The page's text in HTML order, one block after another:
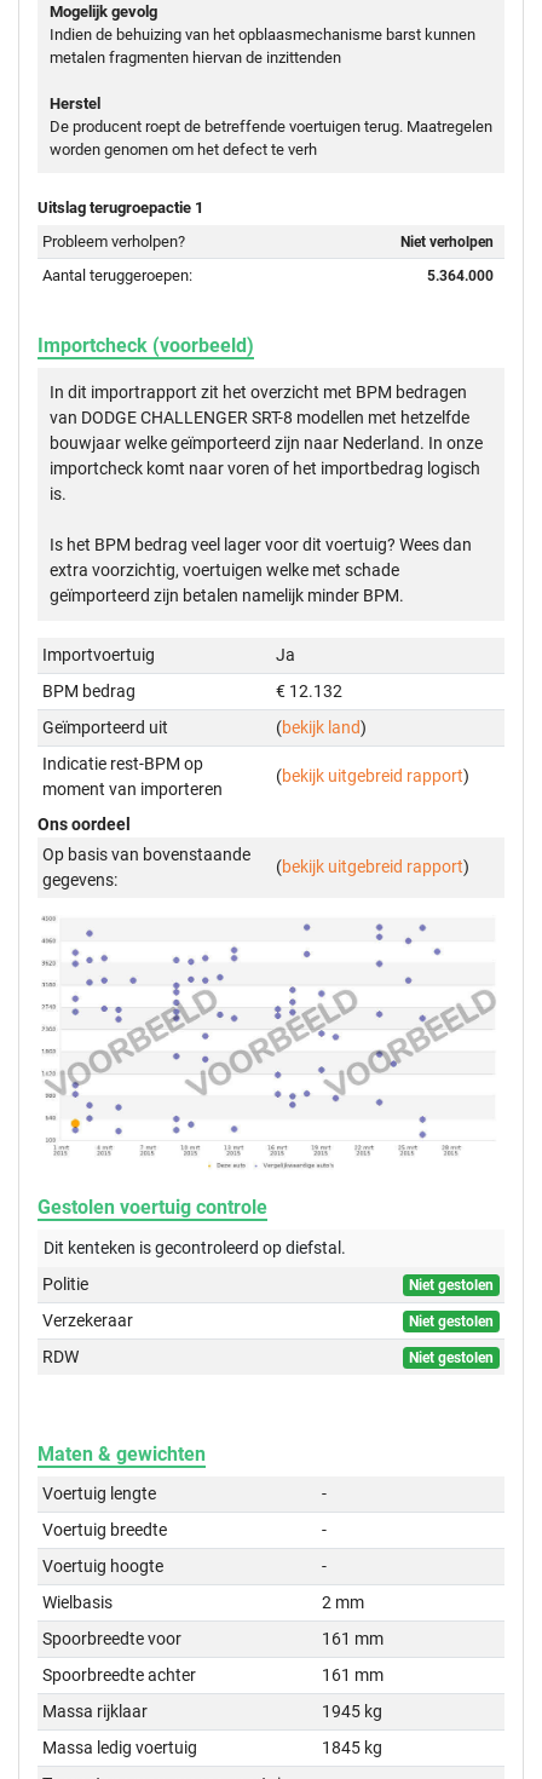
Mogelijk gevolg
Indien de behuizing van het opblaasmechanisme barst kunnen
metalen fragmenten hiervan de inzittenden
Herstel
De producent roept de betreffende voertuigen terug. Maatregelen
worden genomen om het defect te verh
Uitslag terugroepactie 1
Probleem verholpen?
Niet verholpen
Aantal teruggeroepen: 5.364.000
Importcheck (voorbeeld)
In dit importrapport zit het overzicht met BPM bedragen
van DODGE CHALLENGER SRT-8 modellen met hetzelfde
bouwjaar welke geïmporteerd zijn naar Nederland. In onze
importcheck komt naar voren of het importbedrag logisch
is.
Is het BPM bedrag veel lager voor dit voertuig? Wees dan
extra voorzichtig, voertuigen welke met schade
geïmporteerd zijn betalen namelijk minder BPM.
Importvoertuig
Ja
BPM bedrag
€ 12.132
Geïmporteerd uit
(bekijk land)
Indicatie rest-BPM op
moment van importeren
(bekijk uitgebreid rapport)
Ons oordeel
Op basis van bovenstaande
gegevens:
(bekijk uitgebreid rapport)
Gestolen voertuig controle
Dit kenteken is gecontroleerd opdiefstal.
Politie
Niet gestolen
Verzekeraar Niet gestolen
RDW Niet gestolen
Maten & gewichten
Voertuig lengte
-
Voertuig breedte
-
Voertuig hoogte
-
Wielbasis
2 mm
Spoorbreedte voor
161 mm
Spoorbreedte achter
161 mm
Massa rijklaar
1945 kg
Massa ledig voertuig
1845 kg